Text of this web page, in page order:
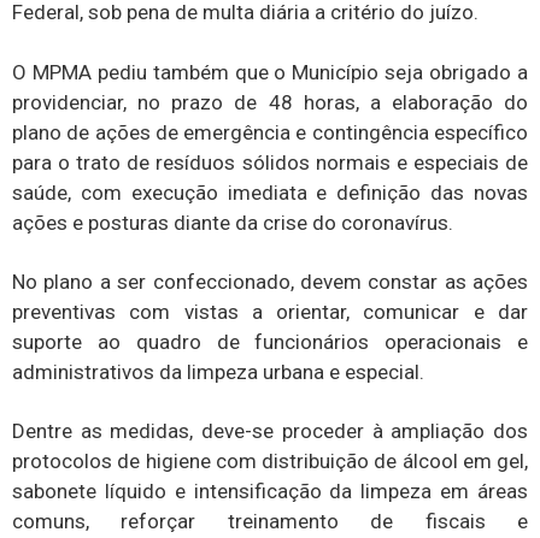
Federal, sob pena de multa diária a critério do juízo.
O MPMA pediu também que o Município seja obrigado a
providenciar, no prazo de 48 horas, a elaboração do
plano de ações de emergência e contingência específico
para o trato de resíduos sólidos normais e especiais de
saúde, com execução imediata e definição das novas
ações e posturas diante da crise do coronavírus.
No plano a ser confeccionado, devem constar as ações
preventivas com vistas a orientar, comunicar e dar
suporte ao quadro de funcionários operacionais e
administrativos da limpeza urbana e especial.
Dentre as medidas, deve-se proceder à ampliação dos
protocolos de higiene com distribuição de álcool em gel,
sabonete líquido e intensificação da limpeza em áreas
comuns, reforçar treinamento de fiscais e